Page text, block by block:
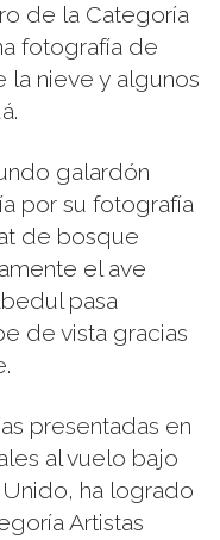
de la Categoría
fotografía de
la nieve y algunos
galardón
por su fotografía
de bosque
el ave
pasa
de vista gracias
presentadas en
al vuelo bajo
Unido, ha logrado
Artistas